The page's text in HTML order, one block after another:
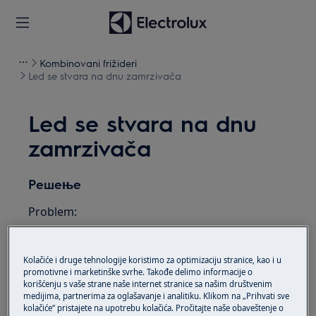
Kombinovani frižideri
Led se stvara na dnu zamrzivača
Led se stvara na dnu
zamrzivača
Решење
Problem:
Odnosi se na:
Zamrzivač
Kolačiće i druge tehnologije koristimo za optimizaciju stranice, kao i u
promotivne i marketinške svrhe. Takođe delimo informacije o
korišćenju s vaše strane naše internet stranice sa našim društvenim
medijima, partnerima za oglašavanje i analitiku. Klikom na „Prihvati sve
kolačiće“ pristajete na upotrebu kolačića. Pročitajte naše obaveštenje o